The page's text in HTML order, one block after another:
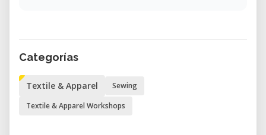
Categorías
Textile & Apparel
Sewing
Textile & Apparel Workshops